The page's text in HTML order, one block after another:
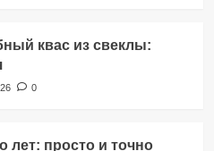
квас из свеклы:
0
лет: просто и точно